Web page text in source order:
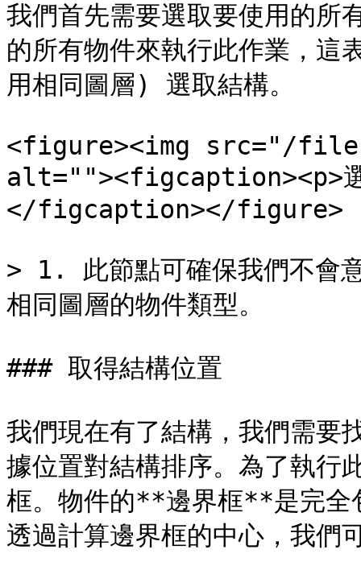
我們首先需要選取要使用的所
的所有物件來執行此作業，
用相同圖層) 選取結構。
<figure><img src="/files/
alt=""><figcaption><p>選
</figcaption></figure>
> 1. 此節點可確保我們不會
相同圖層的物件類型。
### 取得結構位置
我們現在有了結構，我們需要
據位置對結構排序。為了執行
框。物件的**邊界框**是完全
透過計算邊界框的中心，我們